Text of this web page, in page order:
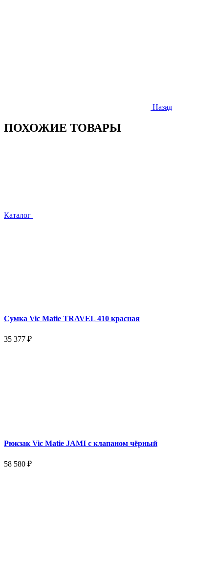
Назад
ПОХОЖИЕ ТОВАРЫ
Каталог
Сумка Vic Matie TRAVEL 410 красная
35 377 ₽
Рюкзак Vic Matie JAMI с клапаном чёрный
58 580 ₽